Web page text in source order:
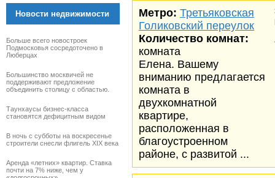
Новости недвижимости
Больше всего новостроек
Подмосковья сосредоточено в
Люберцах
Большинство москвичей не
поддерживают предложение
объединить столицу с областью.
Таунхаусы бизнес-класса
становятся дефицитным видом
В ночь с субботы на воскресенье
строители снесли флигель XIX века
Аренда «летних» квартир. Ставка
почти на 7% ниже, чем у
Метро: Третьяковская
Голиковский переулок
Количество комнат:
комната
Елена. Вашему
вниманию предлагается
комната в
двухкомнатной
квартире,
расположенная в
благоустроенном
районе, с развитой ...